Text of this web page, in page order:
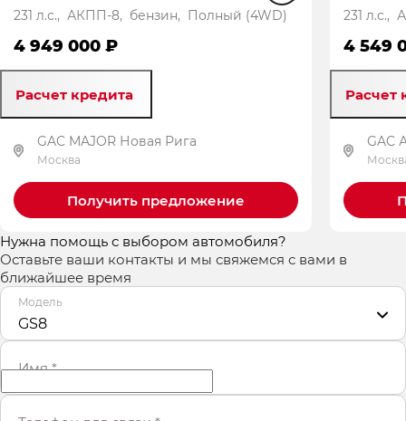
231 л.с., АКПП-8, бензин, Полный (4WD)
4 949 000 ₽
Расчет кредита
GAC MAJOR Новая Рига
Москва
Получить предложение
231 л.с.,
4 549
Расчет
GAC
Нужна помощь с выбором автомобиля?
Оставьте ваши контакты и мы свяжемся с вами в
ближайшее время
Модель
GS8
Имя*